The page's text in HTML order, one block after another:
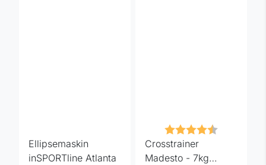
Ellipsemaskin
inSPORTline Atlanta
Karakter:
Crosstrainer
Madesto - 7kg